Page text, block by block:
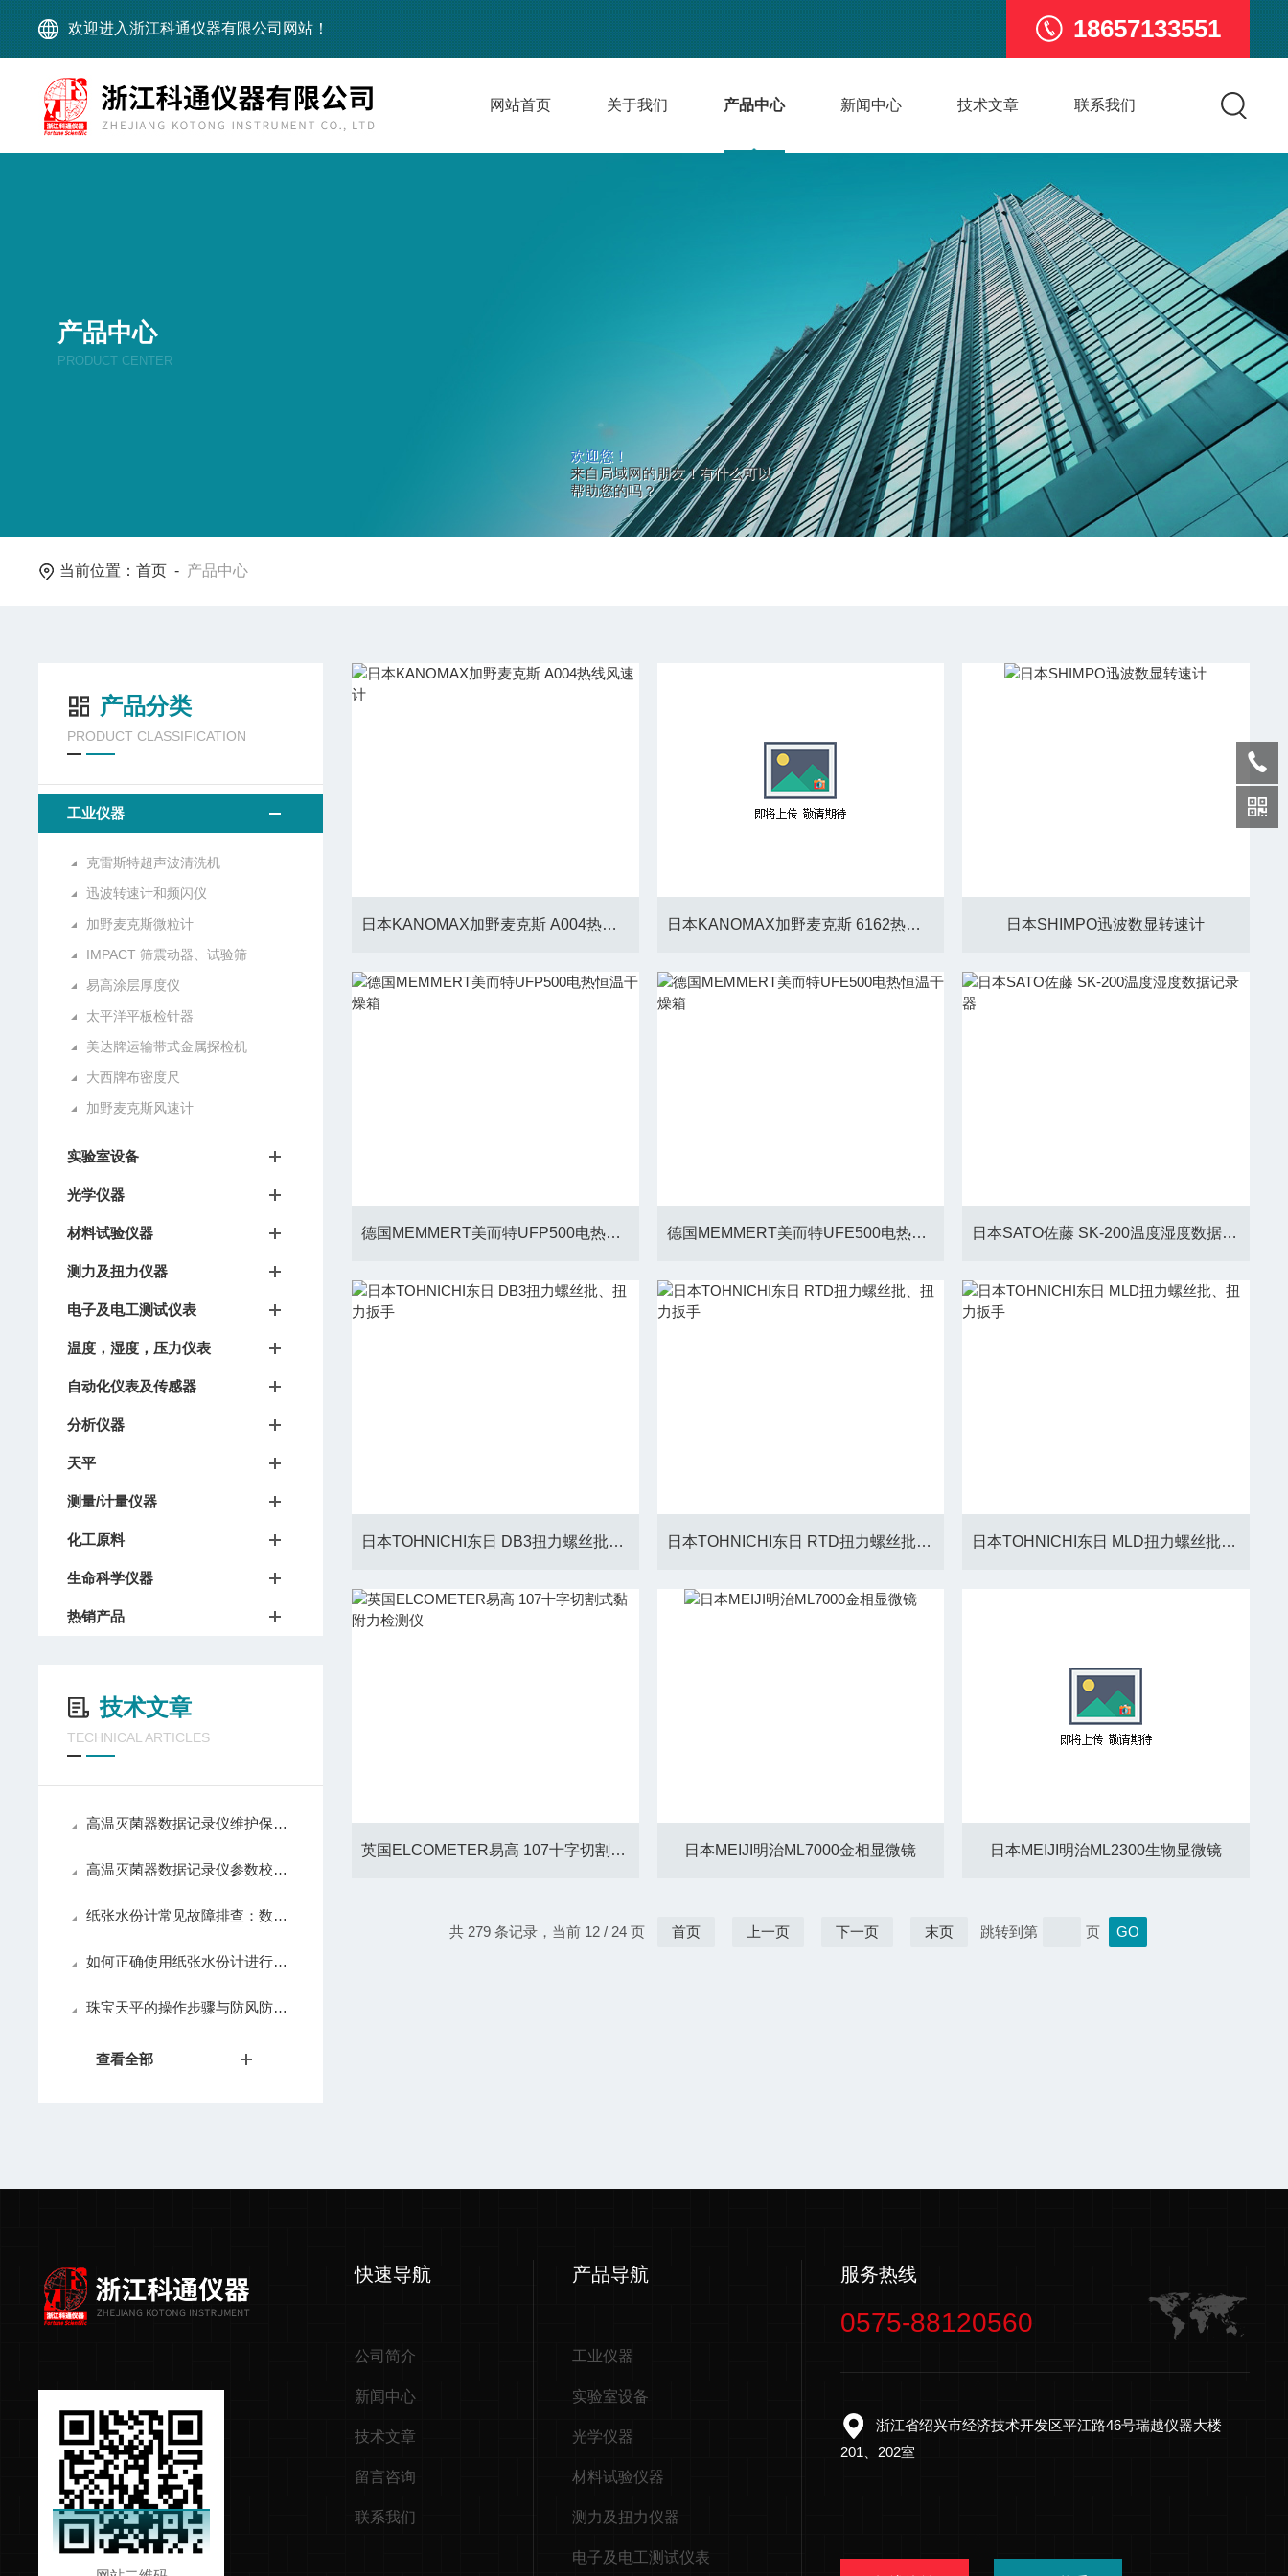
欢迎您！
来自局域网的朋友！有什么可以
帮助您的吗？
欢迎进入浙江科通仪器有限公司网站！ 18657133551
网站首页 关于我们 产品中心 新闻中心 技术文章 联系我们
产品中心
PRODUCT CENTER
当前位置：首页 - 产品中心
产品分类
PRODUCT CLASSIFICATION
工业仪器
克雷斯特超声波清洗机
迅波转速计和频闪仪
加野麦克斯微粒计
IMPACT 筛震动器、试验筛
易高涂层厚度仪
太平洋平板检针器
美达牌运输带式金属探检机
大西牌布密度尺
加野麦克斯风速计
实验室设备
光学仪器
材料试验仪器
测力及扭力仪器
电子及电工测试仪表
温度，湿度，压力仪表
自动化仪表及传感器
分析仪器
天平
测量/计量仪器
化工原料
生命科学仪器
热销产品
技术文章
TECHNICAL ARTICLES
高温灭菌器数据记录仪维护保养，探头校准电池更换数据备份日常养护方法
高温灭菌器数据记录仪参数校准、数据存储与报表生成功能深度解析
纸张水份计常见故障排查：数据不稳、开机异常、探头损坏解决方法
如何正确使用纸张水份计进行纸张含水量测定
珠宝天平的操作步骤与防风防震注意事项
查看全部
日本KANOMAX加野麦克斯 A004热线风速计 日本KANOMAX加野麦克斯 6162热线风速计 日本SHIMPO迅波数显转速计
德国MEMMERT美而特UFP500电热恒温干燥箱 德国MEMMERT美而特UFE500电热恒温干燥箱 日本SATO佐藤 SK-200温度湿度数据记录器
日本TOHNICHI东日 DB3扭力螺丝批、扭力扳手 日本TOHNICHI东日 RTD扭力螺丝批、扭力扳手 日本TOHNICHI东日 MLD扭力螺丝批、扭力扳手
英国ELCOMETER易高 107十字切割式黏附力检测仪 日本MEIJI明治ML7000金相显微镜 日本MEIJI明治ML2300生物显微镜
共 279 条记录，当前 12 / 24 页 首页 上一页 下一页 末页 跳转到第 页
快速导航
公司简介
新闻中心
技术文章
留言咨询
联系我们
产品导航
工业仪器
实验室设备
光学仪器
材料试验仪器
测力及扭力仪器
电子及电工测试仪表
服务热线
0575-88120560
浙江省绍兴市经济技术开发区平江路46号瑞越仪器大楼
201、202室